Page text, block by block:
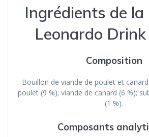
Ingrédients de la
Leonardo
Composition
Bouillon de viande de poulet et
poulet (9 %); viande de canard (6 %);
(1 %).
Composants